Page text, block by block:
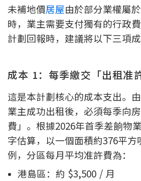
未補地價居屋由於部分業權屬
時，業主需要支付獨有的行政
計劃回報時，建議將以下三項成
成本 1：每季繳交「出租准
這是本計劃核心的成本支出。
業主成功出租後，必須每季向
費」。根據2026年首季差餉物
字估算，以一個面積約376平方
例，分區每月平均准許費為：
港島區：約 $3,500 / 月